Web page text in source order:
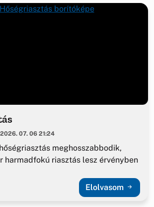
2026. 07. 06 21:24
meghosszabbodik,
harmadfokú riasztás lesz érvényben
Elolvasom